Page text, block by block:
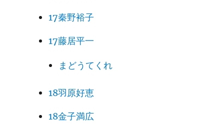
17秦野裕子
17藤居平一
まどうてくれ
18羽原好恵
18金子満広